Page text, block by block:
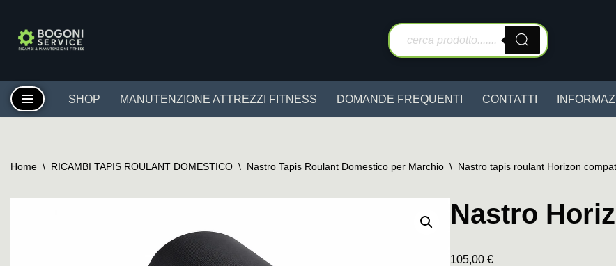
Vai
SHOP MANUTENZIONE ATTREZZI FITNESS DOMANDE FREQUENTI CONTATTI
Home \ RICAMBI TAPIS ROULANT DOMESTICO \ Nastro Tapis Roulant Domestico per Marchio \ Nastro tapis roulant Horizon
Nastro
105,00 €